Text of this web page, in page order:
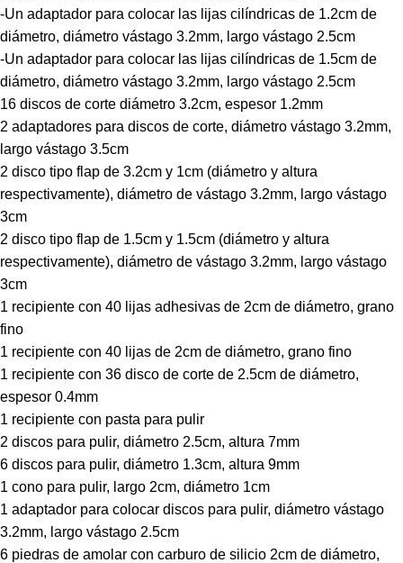
-Un adaptador para colocar las lijas cilíndricas de 1.2cm de
diámetro, diámetro vástago 3.2mm, largo vástago 2.5cm
-Un adaptador para colocar las lijas cilíndricas de 1.5cm de
diámetro, diámetro vástago 3.2mm, largo vástago 2.5cm
16 discos de corte diámetro 3.2cm, espesor 1.2mm
2 adaptadores para discos de corte, diámetro vástago 3.2mm,
largo vástago 3.5cm
2 disco tipo flap de 3.2cm y 1cm (diámetro y altura
respectivamente), diámetro de vástago 3.2mm, largo vástago
3cm
2 disco tipo flap de 1.5cm y 1.5cm (diámetro y altura
respectivamente), diámetro de vástago 3.2mm, largo vástago
3cm
1 recipiente con 40 lijas adhesivas de 2cm de diámetro, grano
fino
1 recipiente con 40 lijas de 2cm de diámetro, grano fino
1 recipiente con 36 disco de corte de 2.5cm de diámetro,
espesor 0.4mm
1 recipiente con pasta para pulir
2 discos para pulir, diámetro 2.5cm, altura 7mm
6 discos para pulir, diámetro 1.3cm, altura 9mm
1 cono para pulir, largo 2cm, diámetro 1cm
1 adaptador para colocar discos para pulir, diámetro vástago
3.2mm, largo vástago 2.5cm
6 piedras de amolar con carburo de silicio 2cm de diámetro,